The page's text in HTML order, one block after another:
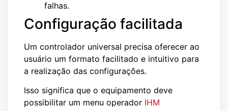
falhas.
Configuração facilitada
Um controlador universal precisa oferecer ao
usuário um formato facilitado e intuitivo para
a realização das configurações.
Isso significa que o equipamento deve
possibilitar um menu operador IHM